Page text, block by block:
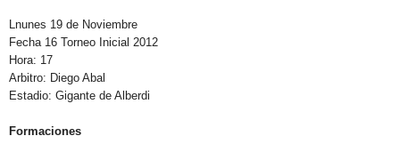
Lnunes 19 de Noviembre
Fecha 16 Torneo Inicial 2012
Hora: 17
Arbitro: Diego Abal
Estadio: Gigante de Alberdi
Formaciones